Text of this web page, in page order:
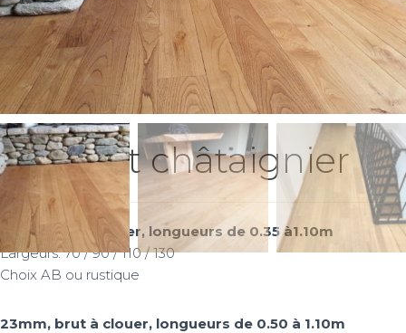
G
T
I
N
Parquet châtaignier
14mm, brut à coller, longueurs de 0.35 à1.10m
Largeurs: 70 / 90 / 110 / 130
Choix AB ou rustique
23mm, brut à clouer, longueurs de 0.50 à 1.10m